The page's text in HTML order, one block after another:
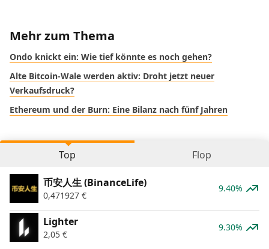
Mehr zum Thema
Ondo knickt ein: Wie tief könnte es noch gehen?
Alte Bitcoin-Wale werden aktiv: Droht jetzt neuer
Verkaufsdruck?
Ethereum und der Burn: Eine Bilanz nach fünf Jahren
Top Flop
币安人生 (BinanceLife)
0,471927 €
9.40%
Lighter
2,05 €
9.30%